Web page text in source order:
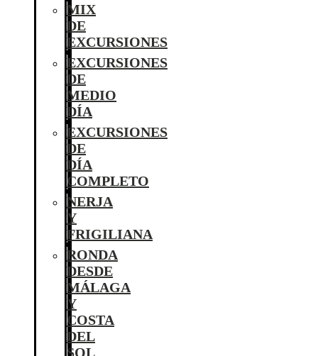
MIX
DE
EXCURSIONES
EXCURSIONES
DE
MEDIO
DÍA
EXCURSIONES
DE
DÍA
COMPLETO
NERJA
Y
FRIGILIANA
RONDA
DESDE
MÁLAGA
Y
COSTA
DEL
SOL